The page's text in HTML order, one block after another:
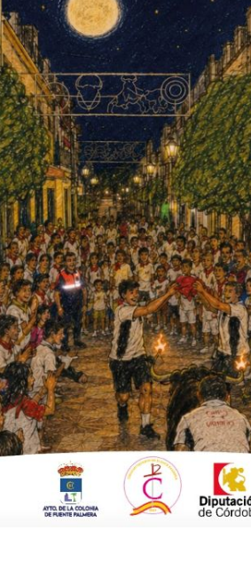
La Colonia y Fuente
de Fuente Palmera están
los valores del olimpismo
sin olvidar ese necesario
Estadio Municipal Rafael Durán
si el tiempo lo permite se cerrará el
, el alumnado realiza seis pruebas
lanzamiento, velocidad, etc. Las
medallas simbólicas en forma de
como es elencendido de la
los centros educativos a lo largo
CEPR Federico García Lorca,
el resto de colegios. «Se trata de
con un espíritu colaborativo».